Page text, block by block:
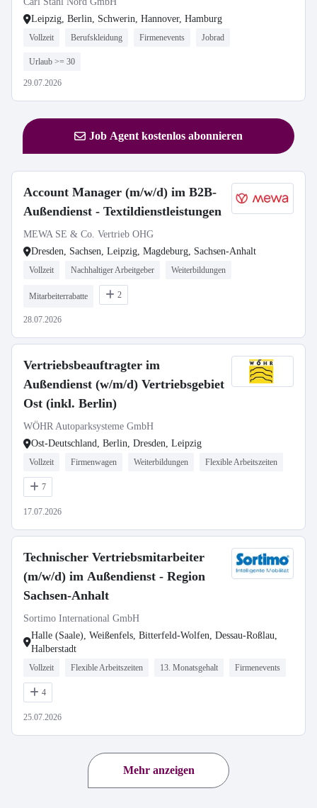
Leipzig, Berlin, Schwerin, Hannover, Hamburg
Vollzeit Berufskleidung Firmenevents Jobrad
Urlaub >= 30
29.07.2026
Job Agent kostenlos abonnieren
Account Manager (m/w/d) im B2B-
Außendienst - Textildienstleistungen
MEWA SE & Co. Vertrieb OHG
Dresden, Sachsen, Leipzig, Magdeburg, Sachsen-Anhalt
Vollzeit Nachhaltiger Arbeitgeber Weiterbildungen
Mitarbeiterrabatte 2
28.07.2026
Vertriebsbeauftragter im
Außendienst (w/m/d) Vertriebsgebiet
Ost (inkl. Berlin)
WÖHR Autoparksysteme GmbH
Ost-Deutschland, Berlin, Dresden, Leipzig
Vollzeit Firmenwagen Weiterbildungen Flexible Arbeitszeiten
7
17.07.2026
Technischer Vertriebsmitarbeiter
(m/w/d) im Außendienst - Region
Sachsen-Anhalt
Sortimo International GmbH
Halle (Saale), Weißenfels, Bitterfeld-Wolfen, Dessau-Roßlau,
Halberstadt
Vollzeit Flexible Arbeitszeiten 13. Monatsgehalt Firmenevents
4
25.07.2026
Mehr anzeigen